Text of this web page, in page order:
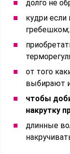
долго не
кудри
гребешком;
от того
выбирают
чтобы
накрутку
длинные